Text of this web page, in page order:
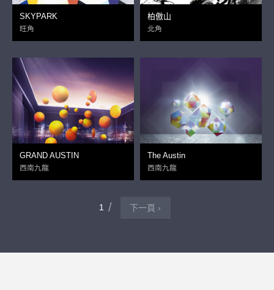
SKYPARK
旺角
柏傲山
北角
GRAND AUSTIN
西南九龍
The Austin
西南九龍
1 下一頁 ›